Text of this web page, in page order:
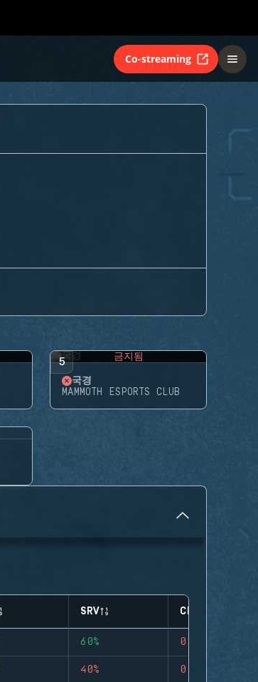
Co-streaming
5 금지됨
국경
MAMMOTH ESPORTS CLUB
SRV CLUTCHES
60% 0
40% 0